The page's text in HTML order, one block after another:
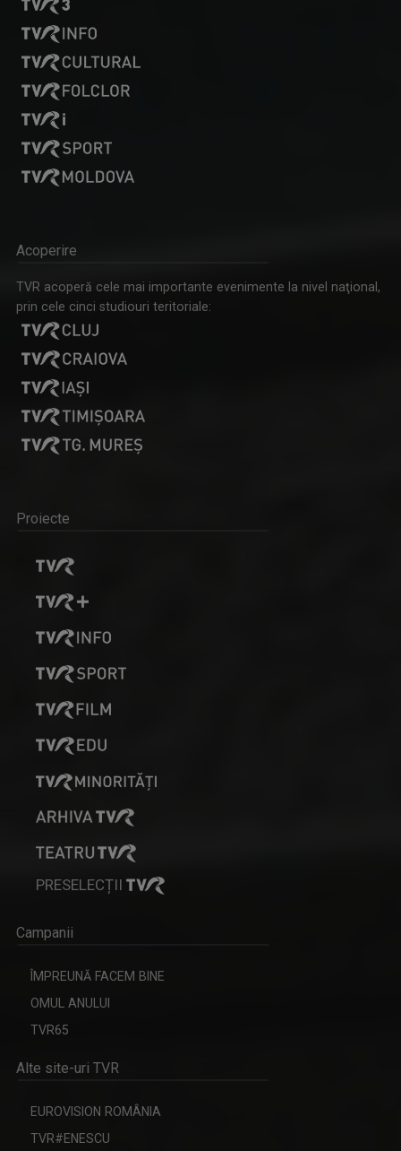
Acoperire
TVR acoperă cele mai importante evenimente la nivel naţional,
prin cele cinci studiouri teritoriale:
Proiecte
PRESELECȚII
Campanii
ÎMPREUNĂ FACEM BINE
OMUL ANULUI
TVR65
Alte site-uri TVR
EUROVISION ROMÂNIA
TVR#ENESCU